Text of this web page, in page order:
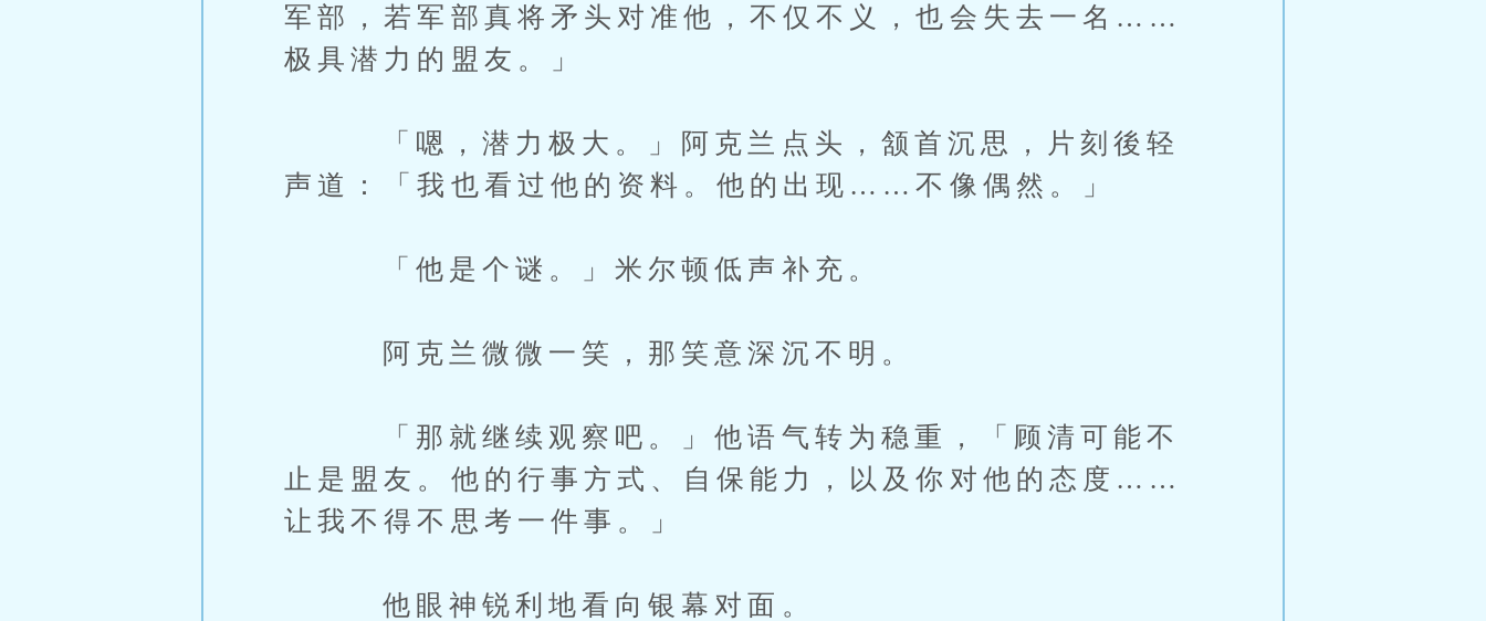
军部，若军部真将矛头对准他，不仅不义，也会失去一名……
极具潜力的盟友。」
「嗯，潜力极大。」阿克兰点头，颔首沉思，片刻後轻
声道：「我也看过他的资料。他的出现……不像偶然。」
「他是个谜。」米尔顿低声补充。
阿克兰微微一笑，那笑意深沉不明。
「那就继续观察吧。」他语气转为稳重，「顾清可能不
止是盟友。他的行事方式、自保能力，以及你对他的态度……
让我不得不思考一件事。」
他眼神锐利地看向银幕对面。